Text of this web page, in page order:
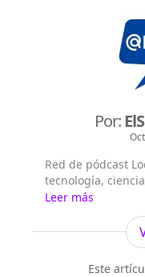
Por:
Red de pódcast
tecnología,
siguientes títulos
Flash Diario -
Leer más
Este